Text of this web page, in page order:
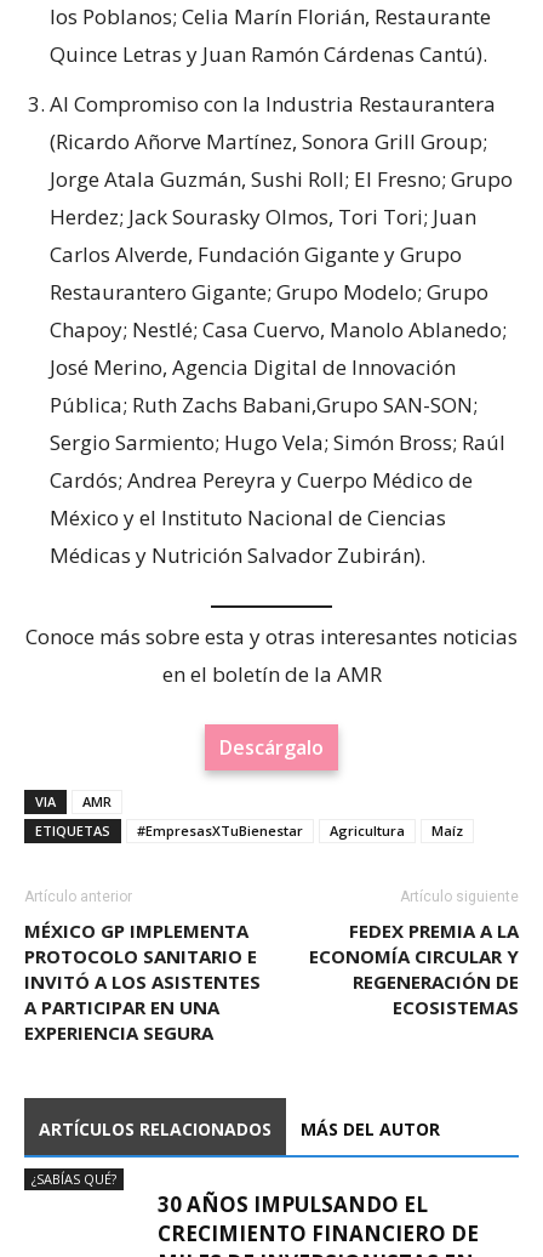
los Poblanos; Celia Marín Florián, Restaurante
Quince Letras y Juan Ramón Cárdenas Cantú).
Al Compromiso con la Industria Restaurantera
(Ricardo Añorve Martínez, Sonora Grill Group;
Jorge Atala Guzmán, Sushi Roll; El Fresno; Grupo
Herdez; Jack Sourasky Olmos, Tori Tori; Juan
Carlos Alverde, Fundación Gigante y Grupo
Restaurantero Gigante; Grupo Modelo; Grupo
Chapoy; Nestlé; Casa Cuervo, Manolo Ablanedo;
José Merino, Agencia Digital de Innovación
Pública; Ruth Zachs Babani,Grupo SAN-SON;
Sergio Sarmiento; Hugo Vela; Simón Bross; Raúl
Cardós; Andrea Pereyra y Cuerpo Médico de
México y el Instituto Nacional de Ciencias
Médicas y Nutrición Salvador Zubirán).
Conoce más sobre esta y otras interesantes noticias
en el boletín de la AMR
Descárgalo
VIA
AMR
ETIQUETAS
#EmpresasXTuBienestar Agricultura Maíz
Artículo anterior
MÉXICO GP IMPLEMENTA
PROTOCOLO SANITARIO E
INVITÓ A LOS ASISTENTES
A PARTICIPAR EN UNA
EXPERIENCIA SEGURA
Artículo siguiente
FEDEX PREMIA A LA
ECONOMÍA CIRCULAR Y
REGENERACIÓN DE
ECOSISTEMAS
ARTÍCULOS RELACIONADOS MÁS DEL AUTOR
¿SABÍAS QUÉ?
30 AÑOS IMPULSANDO EL
CRECIMIENTO FINANCIERO DE